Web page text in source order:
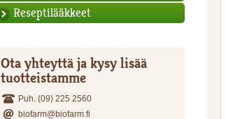
Reseptilääkkeet
Ota yhteyttä ja kysy lisää
tuotteistamme
Puh. (09) 225 2560
biofarm@biofarm.fi